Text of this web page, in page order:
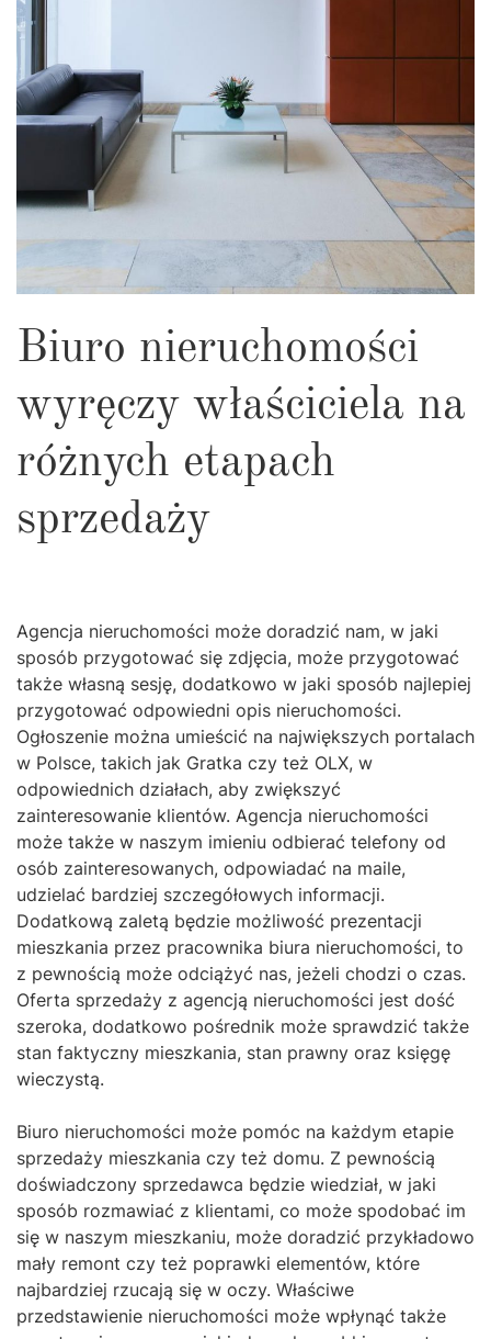
Biuro nieruchomości
wyręczy właściciela na
różnych etapach
sprzedaży
Agencja nieruchomości może doradzić nam, w jaki
sposób przygotować się zdjęcia, może przygotować
także własną sesję, dodatkowo w jaki sposób najlepiej
przygotować odpowiedni opis nieruchomości.
Ogłoszenie można umieścić na największych portalach
w Polsce, takich jak Gratka czy też OLX, w
odpowiednich działach, aby zwiększyć
zainteresowanie klientów. Agencja nieruchomości
może także w naszym imieniu odbierać telefony od
osób zainteresowanych, odpowiadać na maile,
udzielać bardziej szczegółowych informacji.
Dodatkową zaletą będzie możliwość prezentacji
mieszkania przez pracownika biura nieruchomości, to
z pewnością może odciążyć nas, jeżeli chodzi o czas.
Oferta sprzedaży z agencją nieruchomości jest dość
szeroka, dodatkowo pośrednik może sprawdzić także
stan faktyczny mieszkania, stan prawny oraz księgę
wieczystą.
Biuro nieruchomości może pomóc na każdym etapie
sprzedaży mieszkania czy też domu. Z pewnością
doświadczony sprzedawca będzie wiedział, w jaki
sposób rozmawiać z klientami, co może spodobać im
się w naszym mieszkaniu, może doradzić przykładowo
mały remont czy też poprawki elementów, które
najbardziej rzucają się w oczy. Właściwe
przedstawienie nieruchomości może wpłynąć także